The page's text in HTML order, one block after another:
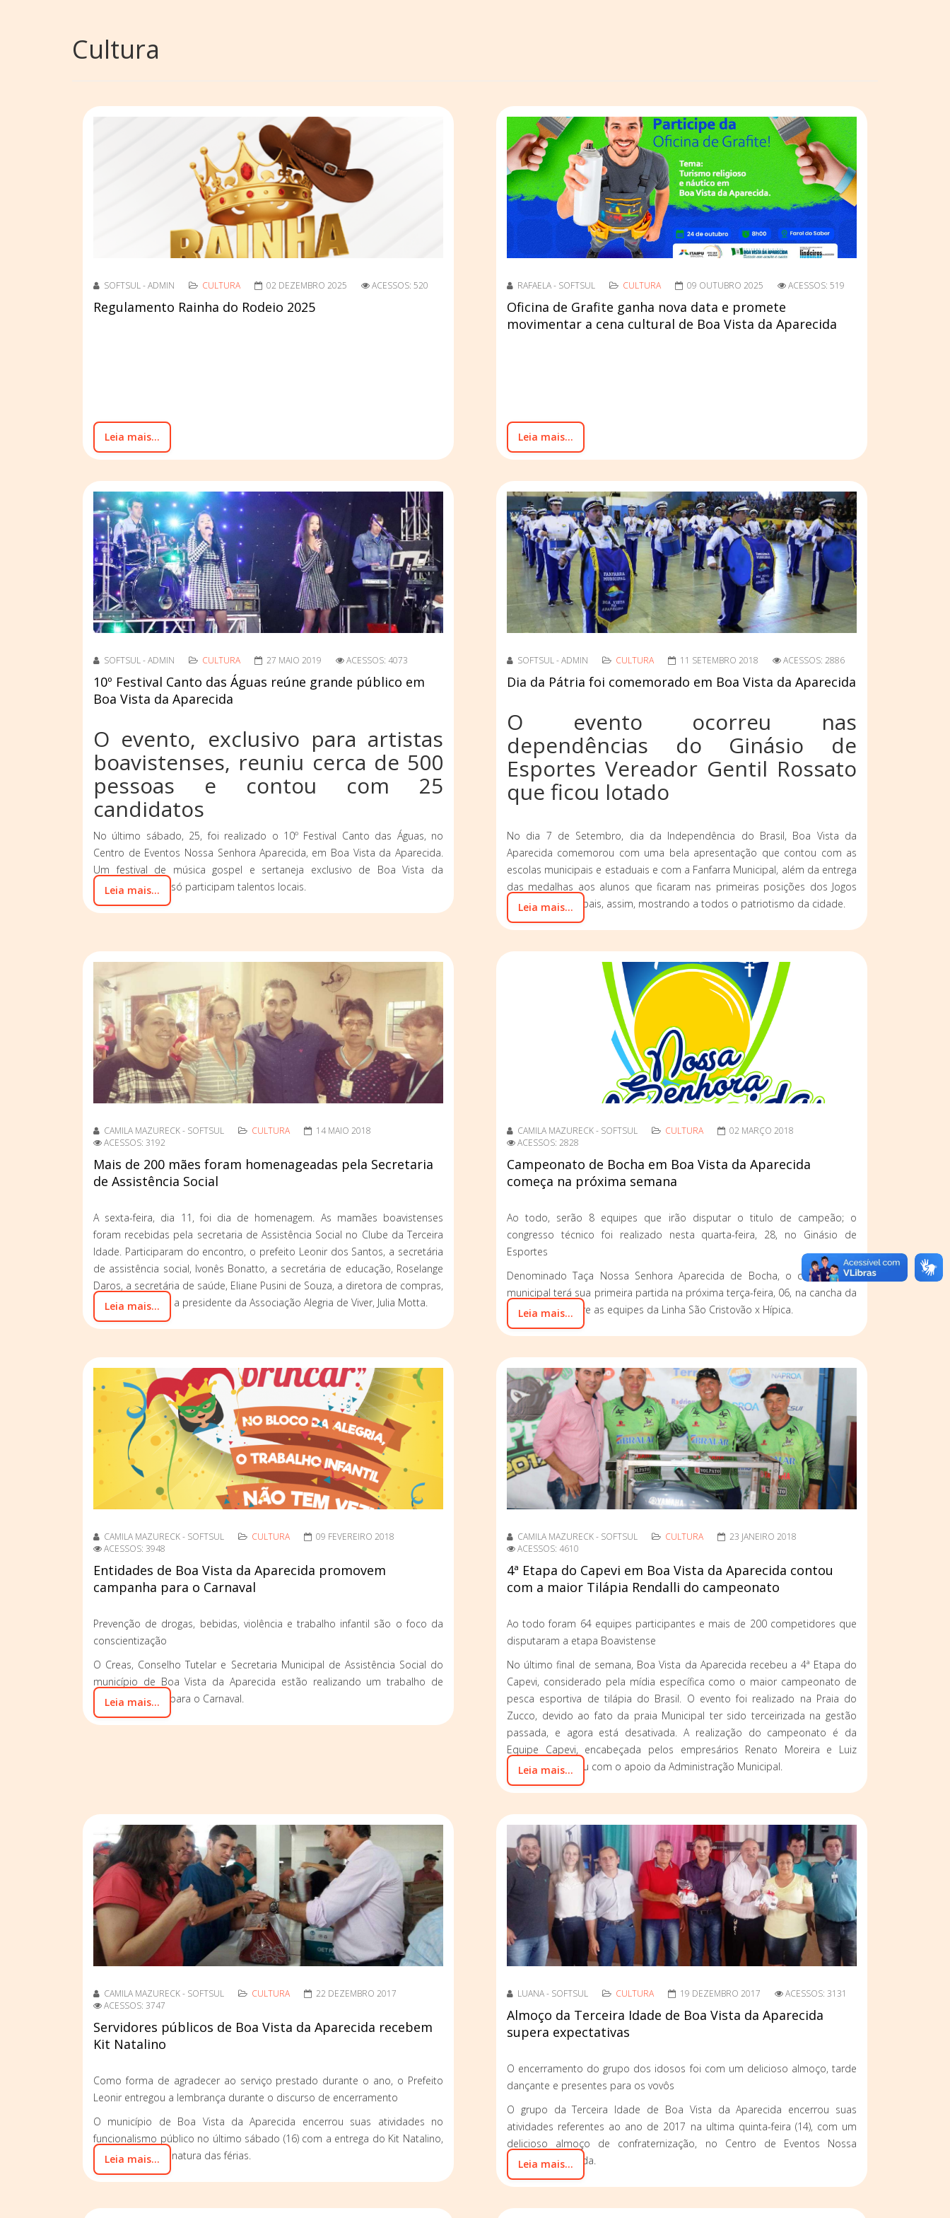
Cultura
SOFTSUL - ADMIN CULTURA 02 DEZEMBRO 2025 ACESSOS: 520
Regulamento Rainha do Rodeio 2025
Leia mais...
RAFAELA - SOFTSUL CULTURA 09 OUTUBRO 2025 ACESSOS: 519
Oficina de Grafite ganha nova data e promete
movimentar a cena cultural de Boa Vista da Aparecida
Leia mais...
SOFTSUL - ADMIN CULTURA 27 MAIO 2019 ACESSOS: 4073
10º Festival Canto das Águas reúne grande público em
Boa Vista da Aparecida
O evento, exclusivo para artistas
boavistenses, reuniu cerca de 500
pessoas e contou com 25
candidatos
No último sábado, 25, foi realizado o 10º Festival Canto das Águas, no
Centro de Eventos Nossa Senhora Aparecida, em Boa Vista da Aparecida.
Um festival de música gospel e sertaneja exclusivo de Boa Vista da
Aparecida, onde só participam talentos locais.
Leia mais...
SOFTSUL - ADMIN CULTURA 11 SETEMBRO 2018 ACESSOS: 2886
Dia da Pátria foi comemorado em Boa Vista da Aparecida
O evento ocorreu nas
dependências do Ginásio de
Esportes Vereador Gentil Rossato
que ficou lotado
No dia 7 de Setembro, dia da Independência do Brasil, Boa Vista da
Aparecida comemorou com uma bela apresentação que contou com as
escolas municipais e estaduais e com a Fanfarra Municipal, além da entrega
das medalhas aos alunos que ficaram nas primeiras posições dos Jogos
Escolares Municipais, assim, mostrando a todos o patriotismo da cidade.
Leia mais...
CAMILA MAZURECK - SOFTSUL CULTURA
14 MAIO 2018
ACESSOS: 3192
Mais de 200 mães foram homenageadas pela Secretaria
de Assistência Social
A sexta-feira, dia 11, foi dia de homenagem. As mamães boavistenses
foram recebidas pela secretaria de Assistência Social no Clube da Terceira
Idade. Participaram do encontro, o prefeito Leonir dos Santos, a secretária
de assistência social, Ivonês Bonatto, a secretária de educação, Roselange
Daros, a secretária de saúde, Eliane Pusini de Souza, a diretora de compras,
Eliane Feldberg e a presidente da Associação Alegria de Viver, Julia Motta.
Leia mais...
CAMILA MAZURECK - SOFTSUL CULTURA
02 MARÇO 2018
ACESSOS: 2828
Campeonato de Bocha em Boa Vista da Aparecida
começa na próxima semana
Ao todo, serão 8 equipes que irão disputar o titulo de campeão; o
congresso técnico foi realizado nesta quarta-feira, 28, no Ginásio de
Esportes
Denominado Taça Nossa Senhora Aparecida de Bocha, o campeonato
municipal terá sua primeira partida na próxima terça-feira, 06, na cancha da
Linha Hípica, entre as equipes da Linha São Cristovão x Hípica.
Leia mais...
CAMILA MAZURECK - SOFTSUL CULTURA
09 FEVEREIRO 2018
ACESSOS: 3948
Entidades de Boa Vista da Aparecida promovem
campanha para o Carnaval
Prevenção de drogas, bebidas, violência e trabalho infantil são o foco da
conscientização
O Creas, Conselho Tutelar e Secretaria Municipal de Assistência Social do
município de Boa Vista da Aparecida estão realizando um trabalho de
conscientização para o Carnaval.
Leia mais...
CAMILA MAZURECK - SOFTSUL CULTURA
23 JANEIRO 2018
ACESSOS: 4610
4ª Etapa do Capevi em Boa Vista da Aparecida contou
com a maior Tilápia Rendalli do campeonato
Ao todo foram 64 equipes participantes e mais de 200 competidores que
disputaram a etapa Boavistense
No último final de semana, Boa Vista da Aparecida recebeu a 4ª Etapa do
Capevi, considerado pela mídia específica como o maior campeonato de
pesca esportiva de tilápia do Brasil. O evento foi realizado na Praia do
Zucco, devido ao fato da praia Municipal ter sido terceirizada na gestão
passada, e agora está desativada. A realização do campeonato é da
Equipe Capevi, encabeçada pelos empresários Renato Moreira e Luiz
Bomfim, e contou com o apoio da Administração Municipal.
Leia mais...
CAMILA MAZURECK - SOFTSUL CULTURA
22 DEZEMBRO 2017
ACESSOS: 3747
Servidores públicos de Boa Vista da Aparecida recebem
Kit Natalino
Como forma de agradecer ao serviço prestado durante o ano, o Prefeito
Leonir entregou a lembrança durante o discurso de encerramento
O município de Boa Vista da Aparecida encerrou suas atividades no
funcionalismo público no último sábado (16) com a entrega do Kit Natalino,
13° salário e assinatura das férias.
Leia mais...
LUANA - SOFTSUL CULTURA 19 DEZEMBRO 2017 ACESSOS: 3131
Almoço da Terceira Idade de Boa Vista da Aparecida
supera expectativas
O encerramento do grupo dos idosos foi com um delicioso almoço, tarde
dançante e presentes para os vovôs
O grupo da Terceira Idade de Boa Vista da Aparecida encerrou suas
atividades referentes ao ano de 2017 na ultima quinta-feira (14), com um
delicioso almoço de confraternização, no Centro de Eventos Nossa
Senhora Aparecida.
Leia mais...